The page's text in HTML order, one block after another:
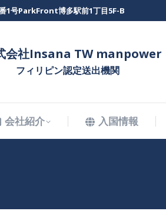
1号ParkFront博多駅前1丁目5F-B
会社Insana TW manpower
フィリピン認定送出機関
会社紹介 入国情報
会社紹介 入国情報